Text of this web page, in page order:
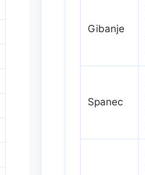
Gibanje
Spanec